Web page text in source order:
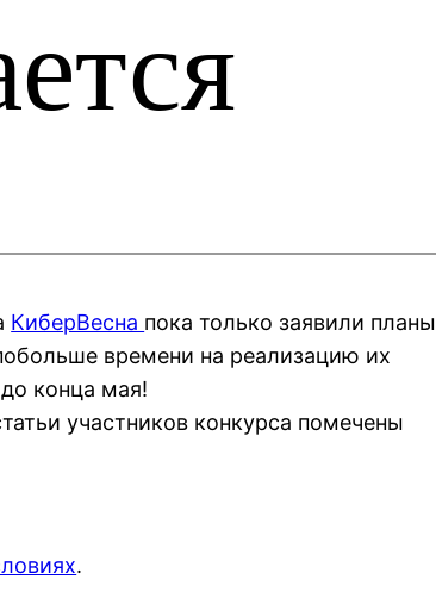
КиберВесна пока только заявили планы
времени на реализацию их
конца мая!
участников конкурса помечены
.